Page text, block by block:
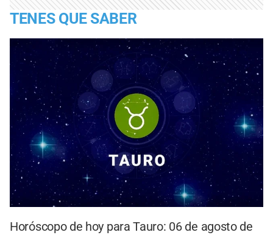
TENES QUE SABER
Horóscopo de hoy para Tauro: 06 de agosto de